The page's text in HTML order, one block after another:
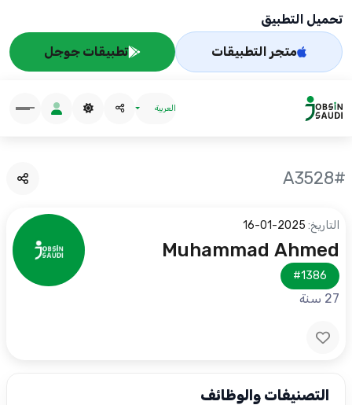
تحميل التطبيق
متجر التطبيقات تطبيقات جوجل
العربية
#A3528
التاريخ: 2025-01-16
Muhammad Ahmed
#1386
27 سنة
التصنيفات والوظائف